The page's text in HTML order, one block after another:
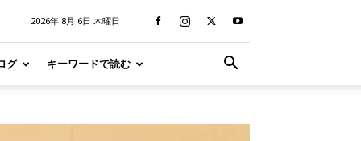
2026年 8月 6日 木曜日
グ キーワードで読む